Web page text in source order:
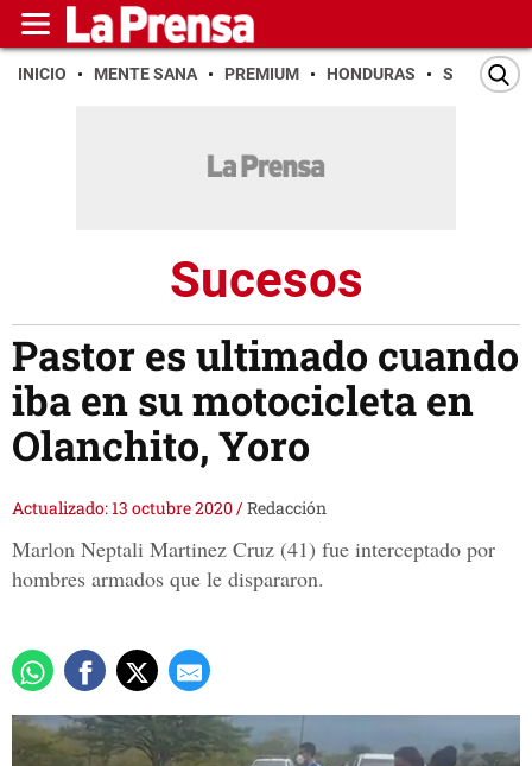
INICIO MENTE SANA PREMIUM HONDURAS SAN PEDRO
Sucesos
Pastor es ultimado cuando
iba en su motocicleta en
Olanchito, Yoro
Actualizado: 13 octubre 2020/Redacción
Marlon Neptali Martinez Cruz (41) fue interceptado por
hombres armados que le dispararon.